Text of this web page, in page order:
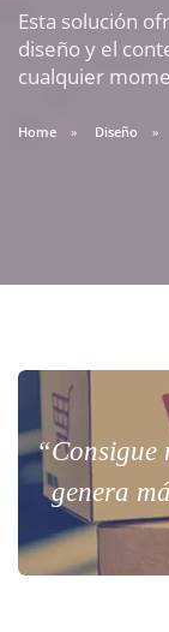
Esta solución
diseño y el
cualquier
Home Diseño
“Consigue
genera